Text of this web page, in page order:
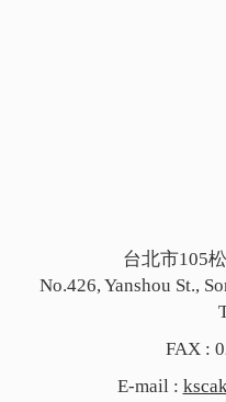
台北市105
No.426, Yanshou St.,
FAX :
E-mail :